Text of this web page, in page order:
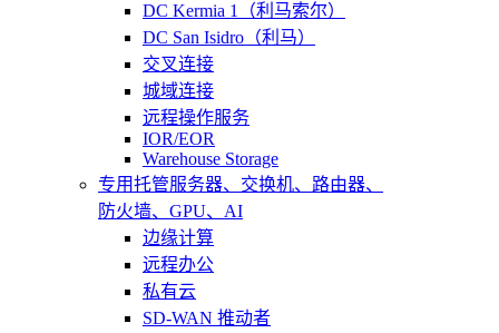
DC Kermia 1（利马索尔）
DC San Isidro（利马）
交叉连接
城域连接
远程操作服务
IOR/EOR
Warehouse Storage
专用托管服务器、交换机、路由器、
防火墙、GPU、AI
边缘计算
远程办公
私有云
SD-WAN 推动者